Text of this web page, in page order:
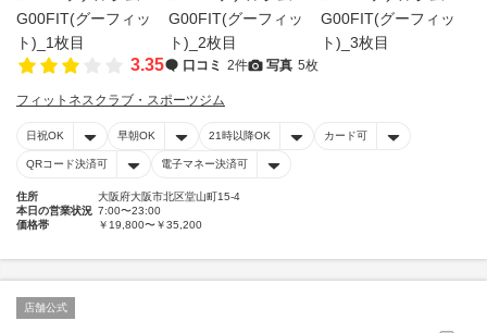
3.35 口コミ 2件 写真 5枚
フィットネスクラブ・スポーツジム
日祝OK 早朝OK 21時以降OK カード可
QRコード決済可 電子マネー決済可
住所
大阪府大阪市北区堂山町15-4
本日の営業状況 7:00〜23:00
価格帯
￥19,800〜￥35,200
店舗公式